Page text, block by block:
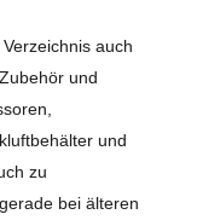
auch
und
und
zu
bei älteren